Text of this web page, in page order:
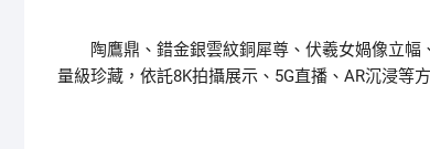
陶鷹鼎、錯金銀雲紋銅犀尊、伏羲女媧像立幅
量級珍藏，依託8K拍攝展示、5G直播、AR沉浸等